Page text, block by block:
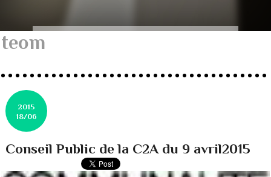
teom
2015
18/06
Conseil Public de la C2A du 9 avril2015